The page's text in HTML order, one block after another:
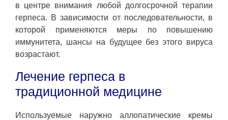
в центре внимания любой долгосрочной терапии
герпеса. В зависимости от последовательности, в
которой применяются меры по повышению
иммунитета, шансы на будущее без этого вируса
возрастают.
Лечение герпеса в
традиционной медицине
Используемые наружно аллопатические кремы